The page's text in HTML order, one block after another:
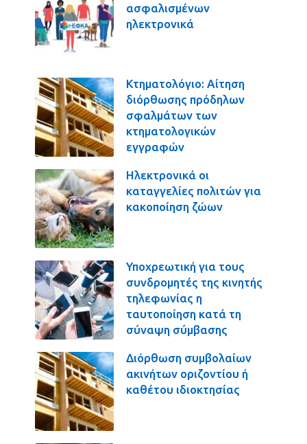
ασφαλισμένων
ηλεκτρονικά
Κτηματολόγιο: Αίτηση
διόρθωσης πρόδηλων
σφαλμάτων των
κτηματολογικών
εγγραφών
Ηλεκτρονικά οι
καταγγελίες πολιτών για
κακοποίηση ζώων
Υποχρεωτική για τους
συνδρομητές της κινητής
τηλεφωνίας η
ταυτοποίηση κατά τη
σύναψη σύμβασης
Διόρθωση συμβολαίων
ακινήτων οριζοντίου ή
καθέτου ιδιοκτησίας